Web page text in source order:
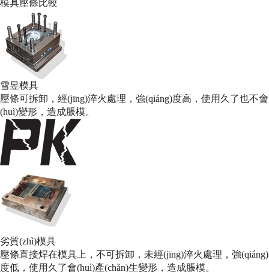
模具壓條比較
雪昱模具
壓條可拆卸，經(jīng)淬火處理，強(qiáng)度高，使用久了也不會
(huì)變形，造成脹模。
劣質(zhì)模具
壓條直接焊在模具上，不可拆卸，未經(jīng)淬火處理，強(qiáng)
度低，使用久了會(huì)產(chǎn)生變形，造成脹模。